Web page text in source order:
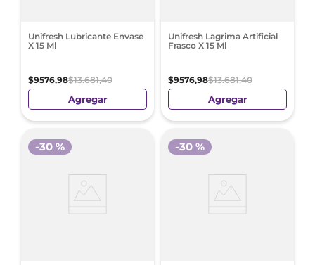
Unifresh Lubricante Envase
X 15 Ml
$9576,98$13.681,40
Agregar
Unifresh Lagrima Artificial
Frasco X 15 Ml
$9576,98$13.681,40
Agregar
-30 % -30 %